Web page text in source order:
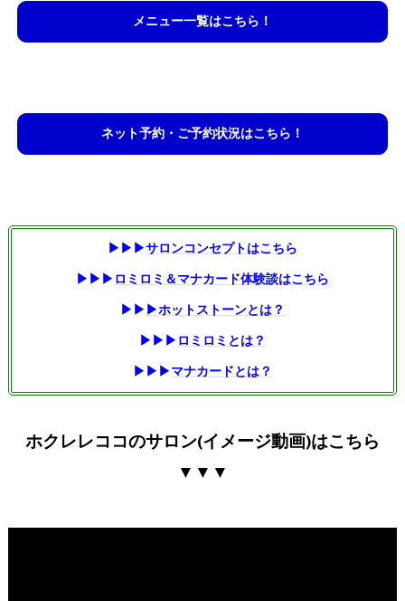
メニュー一覧はこちら！
ネット予約・ご予約状況はこちら！
▶▶▶サロンコンセプトはこちら
▶▶▶ロミロミ＆マナカード体験談はこちら
▶▶▶ホットストーンとは？
▶▶▶ロミロミとは？
▶▶▶マナカードとは？
ホクレレココのサロン(イメージ動画)はこちら
▼▼▼